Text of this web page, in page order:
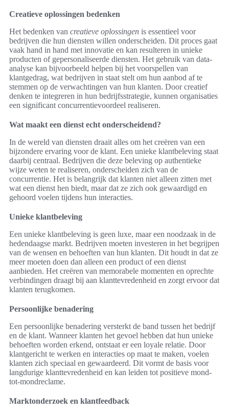
Creatieve oplossingen bedenken
Het bedenken van creatieve oplossingen is essentieel voor
bedrijven die hun diensten willen onderscheiden. Dit proces gaat
vaak hand in hand met innovatie en kan resulteren in unieke
producten of gepersonaliseerde diensten. Het gebruik van data-
analyse kan bijvoorbeeld helpen bij het voorspellen van
klantgedrag, wat bedrijven in staat stelt om hun aanbod af te
stemmen op de verwachtingen van hun klanten. Door creatief
denken te integreren in hun bedrijfsstrategie, kunnen organisaties
een significant concurrentievoordeel realiseren.
Wat maakt een dienst echt onderscheidend?
In de wereld van diensten draait alles om het creëren van een
bijzondere ervaring voor de klant. Een unieke klantbeleving staat
daarbij centraal. Bedrijven die deze beleving op authentieke
wijze weten te realiseren, onderscheiden zich van de
concurrentie. Het is belangrijk dat klanten niet alleen zitten met
wat een dienst hen biedt, maar dat ze zich ook gewaardigd en
gehoord voelen tijdens hun interacties.
Unieke klantbeleving
Een unieke klantbeleving is geen luxe, maar een noodzaak in de
hedendaagse markt. Bedrijven moeten investeren in het begrijpen
van de wensen en behoeften van hun klanten. Dit houdt in dat ze
meer moeten doen dan alleen een product of een dienst
aanbieden. Het creëren van memorabele momenten en oprechte
verbindingen draagt bij aan klanttevredenheid en zorgt ervoor dat
klanten terugkomen.
Persoonlijke benadering
Een persoonlijke benadering versterkt de band tussen het bedrijf
en de klant. Wanneer klanten het gevoel hebben dat hun unieke
behoeften worden erkend, ontstaat er een loyale relatie. Door
klantgericht te werken en interacties op maat te maken, voelen
klanten zich speciaal en gewaardeerd. Dit vormt de basis voor
langdurige klanttevredenheid en kan leiden tot positieve mond-
tot-mondreclame.
Marktonderzoek en klantfeedback